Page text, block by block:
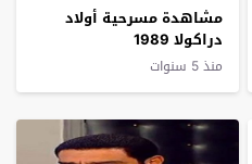
مشاهدة مسرحية أولاد
دراكولا 1989
منذ 5 سنوات